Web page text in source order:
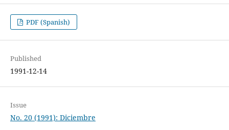
PDF (Spanish)
Published
1991-12-14
Issue
No. 20 (1991): Diciembre